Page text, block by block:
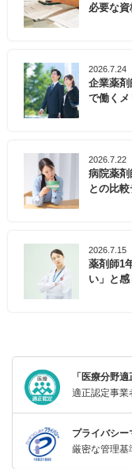
必要な
2026.7.24
企業薬
で働く
2026.7.22
病院薬
との比
2026.7.15
薬剤師1
い」と
「医療分野
適正認定事業
プライバシ
厳密な管理基